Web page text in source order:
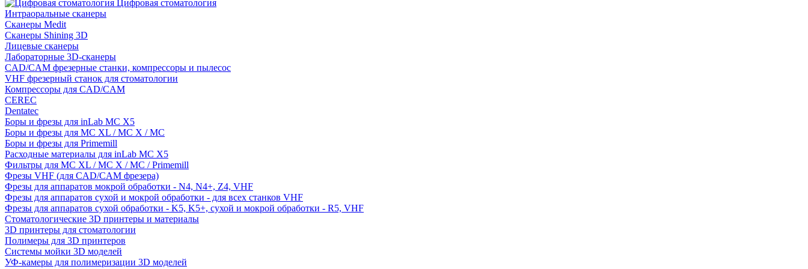
Цифровая стоматология
Интраоральные сканеры
Сканеры Medit
Сканеры Shining 3D
Лицевые сканеры
Лабораторные 3D-сканеры
CAD/CAM фрезерные станки, компрессоры и пылесос
VHF фрезерный станок для стоматологии
Компрессоры для CAD/CAM
CEREC
Dentatec
Боры и фрезы для inLab MC X5
Боры и фрезы для MC XL / MC X / MC
Боры и фрезы для Primemill
Расходные материалы для inLab MC X5
Фильтры для MC XL / MC X / MC / Primemill
Фрезы VHF (для CAD/CAM фрезера)
Фрезы для аппаратов мокрой обработки - N4, N4+, Z4, VHF
Фрезы для аппаратов сухой и мокрой обработки - для всех станков VHF
Фрезы для аппаратов сухой обработки - K5, K5+, сухой и мокрой обработки - R5, VHF
Стоматологические 3D принтеры и материалы
3D принтеры для стоматологии
Полимеры для 3D принтеров
Системы мойки 3D моделей
УФ-камеры для полимеризации 3D моделей